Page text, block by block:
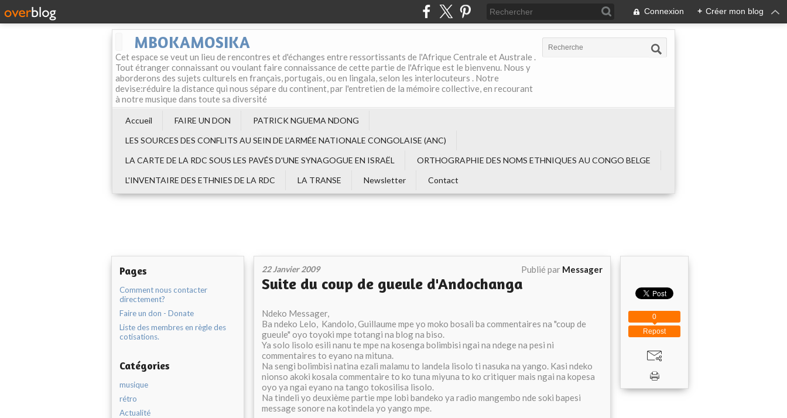
Connexion + Créer mon blog
MBOKAMOSIKA
Cet espace se veut un lieu de rencontres et d'échanges entre ressortissants de l'Afrique Centrale et Australe .
Tout étranger connaissant ou voulant faire connaissance de cette partie de l'Afrique est le bienvenu. Nous y
aborderons des sujets culturels en français, portugais, ou en lingala, selon les interlocuteurs . Notre
devise:réduire la distance qui nous sépare du continent, par l'entretien de la mémoire collective, en recourant
à notre musique dans toute sa diversité
Accueil FAIRE UN DON
PATRICK NGUEMA NDONG
LES SOURCES DES CONFLITS AU SEIN DE L‘ARMÉE NATIONALE CONGOLAISE (ANC)
LA CARTE DE LA RDC SOUS LES PAVÉS D'UNE SYNAGOGUE EN ISRAËL
ORTHOGRAPHIE DES NOMS ETHNIQUES AU CONGO BELGE
L'INVENTAIRE DES ETHNIES DE LA RDC
LA TRANSE Newsletter Contact
Pages
Comment nous contacter
directement?
Faire un don - Donate
Liste des membres en règle des
cotisations.
Catégories
musique
rétro
Actualité
22 Janvier 2009 Publié par Messager
Suite du coup de gueule d'Andochanga
Ndeko Messager,
Ba ndeko Lelo, Kandolo, Guillaume mpe yo moko bosali ba commentaires na "coup de
gueule" oyo toyoki mpe totangi na blog na biso.
Ya solo lisolo esili nanu te mpe na kosenga bolimbisi ngai na ndege na pesi ni
commentaires to eyano na mituna.
Na sengi bolimbisi natina ezali malamu to landela lisolo ti nasuka na yango. Kasi ndeko
nionso akoki kosala commentaire to ko tuna miyuna to ko critiquer mais ngai na kopesa
oyo ya ngai eyano na tango tokosilisa lisolo.
Na tindeli yo deuxième partie mpe lobi bandeko ya radio mangembo nde soki bapesi
message sonore na kotindela yo yango mpe.
Repost
0